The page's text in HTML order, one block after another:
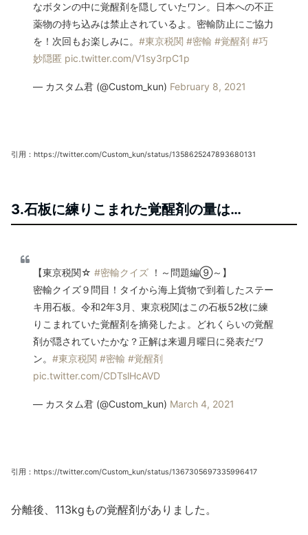
なボタンの中に覚醒剤を隠していたワン。日本への不正
薬物の持ち込みは禁止されているよ。密輸防止にご協力
を！次回もお楽しみに。 #東京税関 #密輸 #覚醒剤 #巧
妙隠匿 pic.twitter.com/V1sy3rpC1p
— カスタム君 (@Custom_kun) February 8, 2021
引用：https://twitter.com/Custom_kun/status/1358625247893680131
3.石板に練りこまれた覚醒剤の量は…
【東京税関☆ #密輸クイズ ！～問題編⑨～】
密輸クイズ９問目！タイから海上貨物で到着したステー
キ用石板。令和2年3月、東京税関はこの石板52枚に練
りこまれていた覚醒剤を摘発したよ。どれくらいの覚醒
剤が隠されていたかな？正解は来週月曜日に発表だワ
ン。 #東京税関 #密輸 #覚醒剤
pic.twitter.com/CDTslHcAVD
— カスタム君 (@Custom_kun) March 4, 2021
引用：https://twitter.com/Custom_kun/status/1367305697335996417
分離後、113kgもの覚醒剤がありました。